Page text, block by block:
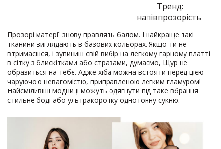
Тренд:
напівпрозорість
Прозорі матерії знову правлять балом. І найкраще такі
тканини виглядають в базових кольорах. Якщо ти не
втримаєшся, і зупиниш свій вибір на легкому гарному платті
в сітку з блискітками або стразами, думаємо, Щур не
образиться на тебе. Адже хіба можна встояти перед цією
чаруючою невагомістю, приправленою легким гламуром!
Найсміливіші модниці можуть одягнути під таке вбрання
стильне боді або ультракоротку однотонну сукню.